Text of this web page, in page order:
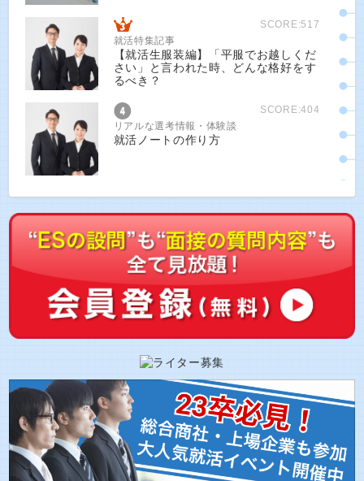
SCORE:517
就活特集記事
【就活生服装編】「平服でお越しくだ
さい」と言われた時、どんな格好をす
るべき？
SCORE:404
リアルな選考情報・体験談
就活ノートの作り方